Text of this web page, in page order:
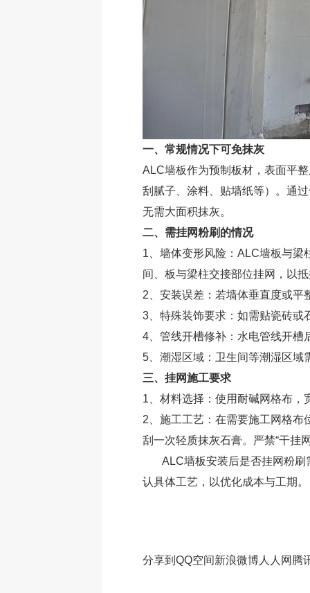
一、常规情况下可免抹灰
ALC墙板作为预制板材，表面平
刮腻子、涂料、贴墙纸等）。通
无需大面积抹灰。
二、需挂网粉刷的情况
1、墙体变形风险：ALC墙板与梁
间、板与梁柱交接部位挂网，以
2、安装误差：若墙体垂直度或平
3、特殊装饰要求：如需贴瓷砖或
4、管线开槽修补：水电管线开槽
5、潮湿区域：卫生间等潮湿区域
三、挂网施工要求
1、材料选择：使用耐碱网格布，
2、施工工艺：在需要施工网格布
刮一次轻质抹灰石膏。严禁“干挂
ALC墙板安装后是否挂网粉
认具体工艺，以优化成本与工期。
分享到QQ空间新浪微博 人人网 腾